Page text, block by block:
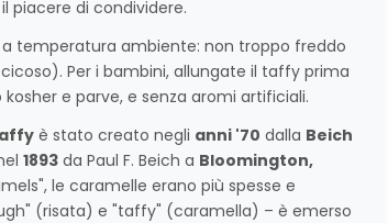
piacere di condividere.
temperatura ambiente: non troppo freddo
Per i bambini, allungate il taffy prima
e parve, e senza aromi artificiali.
è stato creato negli anni '70 dalla Beich
1893da Paul F. Beich a Bloomington,
le caramelle erano più spesse e
(risata) e "taffy" (caramella) – è emerso